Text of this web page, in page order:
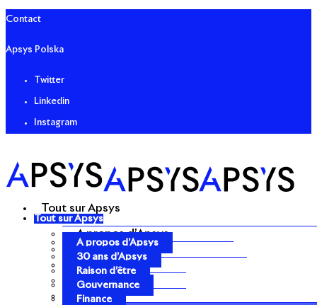
Contact
Apsys Polska
Twitter
Linkedin
Instagram
Tout sur Apsys
A propos d’Apsys
30 ans d’Apsys
Raison d’être
Gouvernance
Finance
Tout sur Apsys
A propos d’Apsys
30 ans d’Apsys
Raison d’être
Gouvernance
Finance